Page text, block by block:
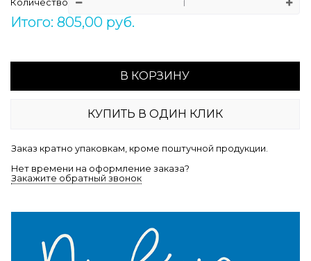
Количество
Итого: 805,00 руб.
В КОРЗИНУ
КУПИТЬ В ОДИН КЛИК
Заказ кратно упаковкам, кроме поштучной продукции.
Нет времени на оформление заказа?
Закажите обратный звонок